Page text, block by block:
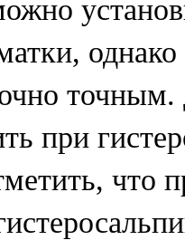
однако
при
что